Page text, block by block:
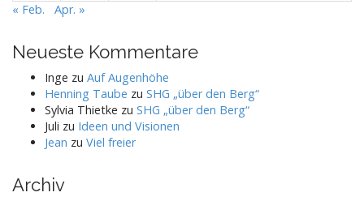
« Feb.
Apr. »
Neueste Kommentare
Inge zu Auf Augenhöhe
Henning Taube zu SHG „über den Berg“
Sylvia Thietke zu SHG „über den Berg“
Juli zu Ideen und Visionen
Jean zu Viel freier
Archiv